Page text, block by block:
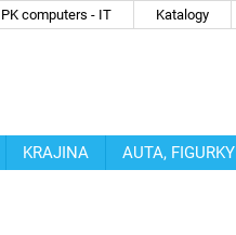
PK computers - IT Katalogy
KRAJINA AUTA, FIGURKY